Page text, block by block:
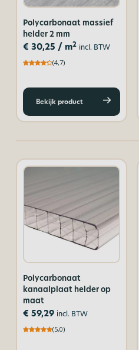
Polycarbonaat massief
helder 2 mm
€ 30,25 / m2 incl. BTW
(4,7)
Bekijk product
Polycarbonaat
kanaalplaat helder op
maat
€ 59,29 incl. BTW
(5,0)